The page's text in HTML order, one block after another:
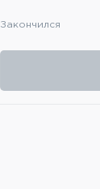
Закончился